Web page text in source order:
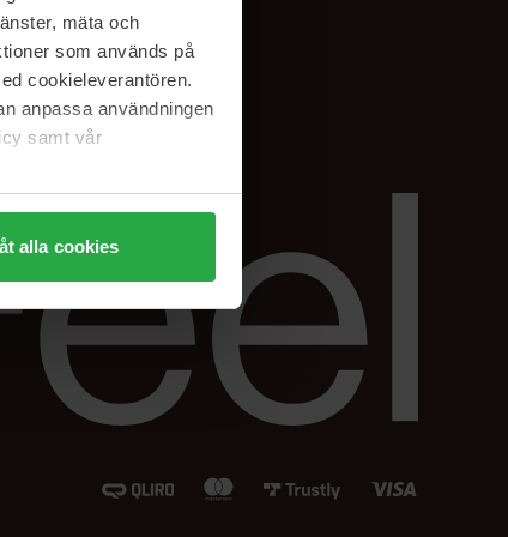
mäta och
som används på
cookieleverantören.
anpassa användningen
samt vår
alla cookies
Facebook
LinkedIn